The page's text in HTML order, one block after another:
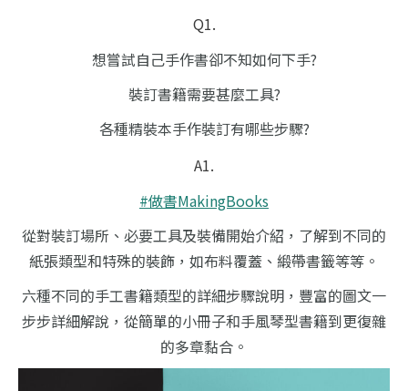
Q1.
想嘗試自己手作書卻不知如何下手?
裝訂書籍需要甚麼工具?
各種精裝本手作裝訂有哪些步驟?
A1.
#做書MakingBooks
從對裝訂場所、必要工具及裝備開始介紹，了解到不同的
紙張類型和特殊的裝飾，如布料覆蓋、緞帶書籤等等。
六種不同的手工書籍類型的詳細步驟說明，豐富的圖文一
步步詳細解說，從簡單的小冊子和手風琴型書籍到更復雜
的多章黏合。